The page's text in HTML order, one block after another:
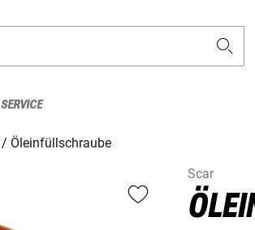
SERVICE
Öleinfüllschraube
Scar